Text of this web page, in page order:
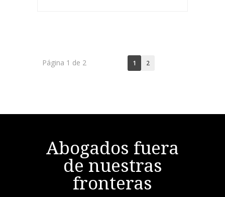
Página 1 de 2 1 2
Abogados fuera
de nuestras
fronteras